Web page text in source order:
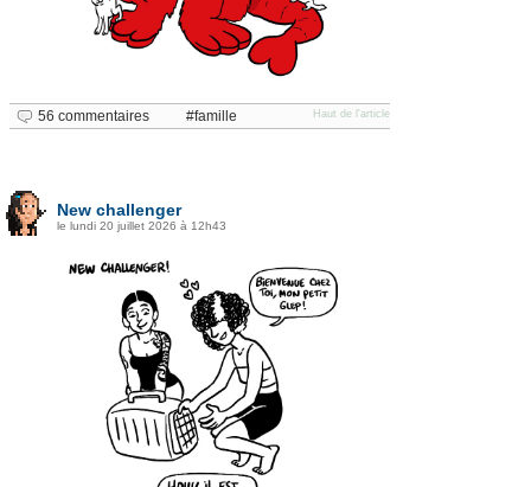
Haut de l'article
56 commentaires famille
New challenger
le lundi 20 juillet 2026 à 12h43